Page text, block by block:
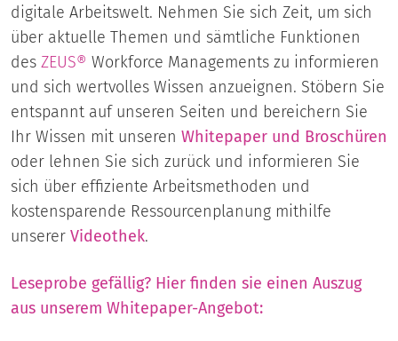
digitale Arbeitswelt. Nehmen Sie sich Zeit, um sich
über aktuelle Themen und sämtliche Funktionen
des ZEUS® Workforce Managements zu informieren
und sich wertvolles Wissen anzueignen. Stöbern Sie
entspannt auf unseren Seiten und bereichern Sie
Ihr Wissen mit unseren Whitepaper und Broschüren
oder lehnen Sie sich zurück und informieren Sie
sich über effiziente Arbeitsmethoden und
kostensparende Ressourcenplanung mithilfe
unserer Videothek.
Leseprobe gefällig? Hier finden sie einen Auszug
aus unserem Whitepaper-Angebot: